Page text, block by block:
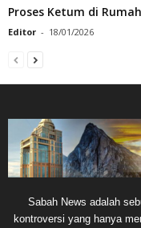
Proses Ketum di
Editor - 18/01/2026
Sabah News adalah
kontroversi yang hanya